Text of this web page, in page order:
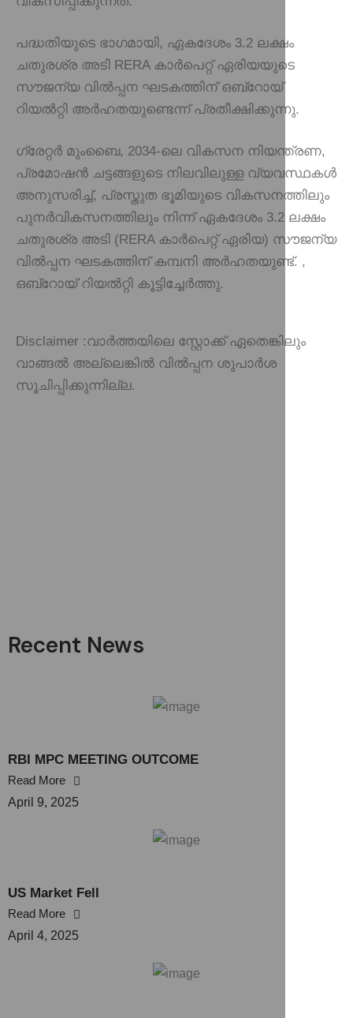
പദ്ധതിയുടെ ഭാഗമായി, ഏകദേശം 3.2 ലക്ഷം
ചതുരശ്ര അടി RERA കാർപെറ്റ് ഏരിയയുടെ
സൗജന്യ വിൽപ്പന ഘടകത്തിന് ഒബ്റോയ്
റിയൽറ്റി അർഹതയുണ്ടെന്ന് പ്രതീക്ഷിക്കുന്നു.
ഗ്രേറ്റർ മുംബൈ, 2034-ലെ വികസന നിയന്ത്രണ,
പ്രമോഷൻ ചട്ടങ്ങളുടെ നിലവിലുള്ള വ്യവസ്ഥകൾ
അനുസരിച്ച്, പ്രസ്തുത ഭൂമിയുടെ വികസനത്തിലും
പുനർവികസനത്തിലും നിന്ന് ഏകദേശം 3.2 ലക്ഷം
ചതുരശ്ര അടി (RERA കാർപെറ്റ് ഏരിയ) സൗജന്യ
വിൽപ്പന ഘടകത്തിന് കമ്പനി അർഹതയുണ്ട്. ,
ഒബ്റോയ് റിയൽറ്റി കൂട്ടിച്ചേർത്തു.
Disclaimer :വാർത്തയിലെ സ്റ്റോക്ക് ഏതെങ്കിലും
വാങ്ങൽ അല്ലെങ്കിൽ വിൽപ്പന ശുപാർശ
സൂചിപ്പിക്കുന്നില്ല.
Recent News
RBI MPC MEETING OUTCOME
Read More
April 9, 2025
US Market Fell
Read More
April 4, 2025